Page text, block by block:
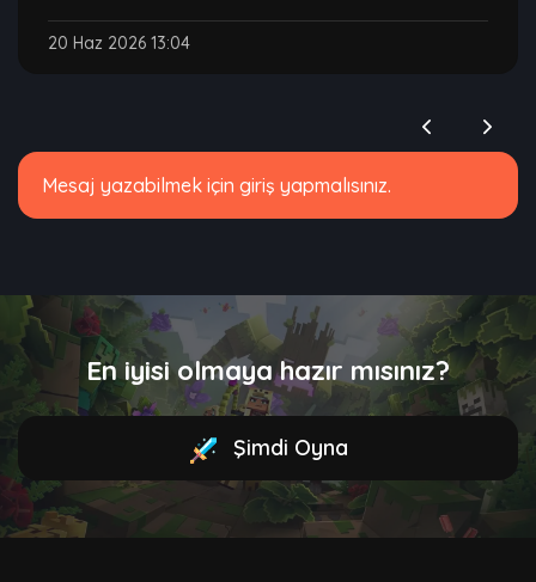
20 Haz 2026 13:04
Mesaj yazabilmek için giriş yapmalısınız.
En iyisi olmaya hazır mısınız?
Şimdi Oyna